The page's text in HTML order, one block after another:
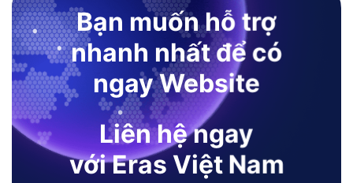
Bạn muốn hỗ trợ
nhanh nhất để có
ngay Website
Liên hệ ngay
với Eras Việt Nam